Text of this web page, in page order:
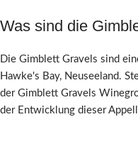
Was sind die
Die Gimblett Gravels sind
Hawke's Bay, Neuseeland.
der Gimblett Gravels
der Entwicklung dieser